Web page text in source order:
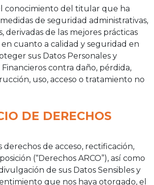
conocimiento del titular que ha
de seguridad administrativas,
derivadas de las mejores prácticas
cuanto a calidad y seguridad en
sus Datos Personales y
contra daño, pérdida,
uso, acceso o tratamiento no
DE DERECHOS
derechos de acceso, rectificación,
(“Derechos ARCO”), así como
de sus Datos Sensibles y
que nos haya otorgado, el